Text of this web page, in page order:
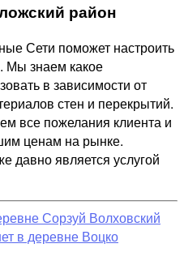
район
Сети поможет настроить
Мы знаем какое
в зависимости от
стен и перекрытий.
все пожелания клиента и
ценам на рынке.
давно является услугой
Сорзуй Волховский
в деревне Воцко